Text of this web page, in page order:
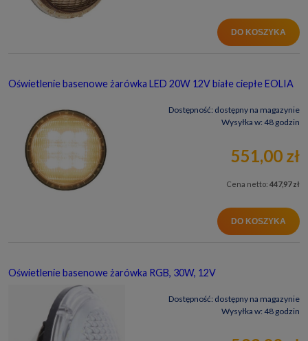
DO KOSZYKA
Oświetlenie basenowe żarówka LED 20W 12V białe ciepłe EOLIA
Dostępność: dostępny na magazynie
Wysyłka w: 48 godzin
551,00 zł
Cena netto: 447,97 zł
DO KOSZYKA
Oświetlenie basenowe żarówka RGB, 30W, 12V
Dostępność: dostępny na magazynie
Wysyłka w: 48 godzin